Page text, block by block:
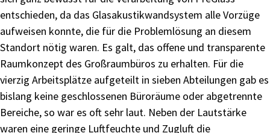
entschieden, da das Glasakustikwandsystem alleVorzüge
aufweisen konnte, die für die Problemlösung an diesem
Standort nötig waren. Es galt, das offene und transparente
Raumkonzept des Großraumbüros zu erhalten. Für die
vierzig Arbeitsplätze aufgeteilt in sieben Abteilungen gab es
bislang keine geschlossenen Büroräume oder abgetrennte
Bereiche, so war es oft sehr laut. Neben der Lautstärke
waren eine geringe Luftfeuchte und Zugluft die